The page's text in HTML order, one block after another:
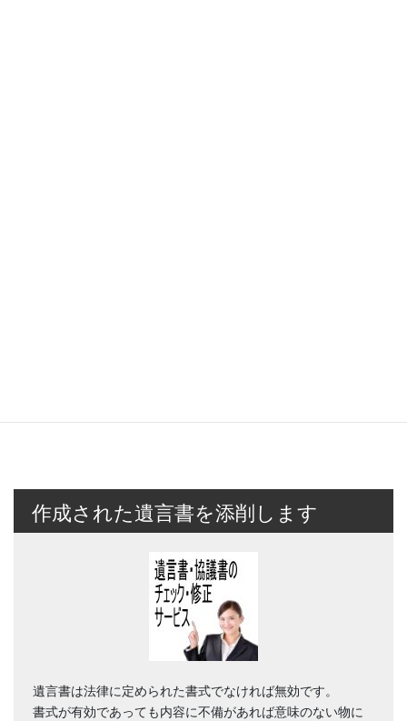
作成された遺言書を添削します
遺言書は法律に定められた書式でなければ無効です。
書式が有効であっても内容に不備があれば意味のない物に